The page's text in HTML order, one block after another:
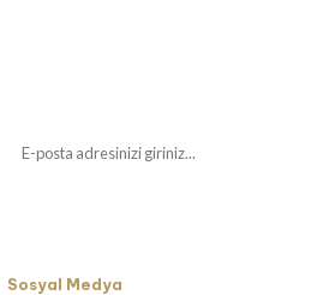
Sosyal Medya